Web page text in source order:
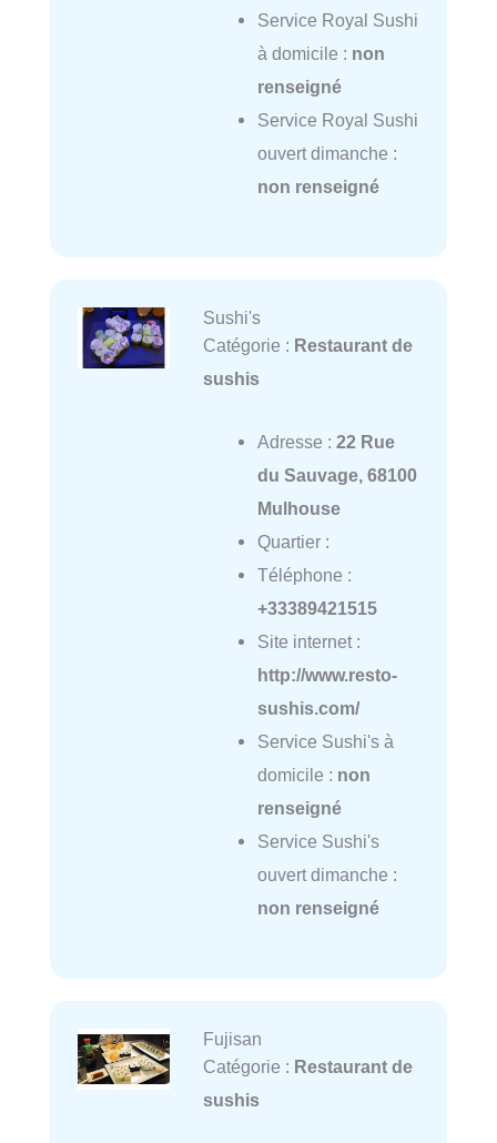
Service Royal Sushi
à domicile : non
renseigné
Service Royal Sushi
ouvert dimanche :
non renseigné
Sushi's
Catégorie : Restaurant de
sushis
Adresse : 22 Rue
du Sauvage, 68100
Mulhouse
Quartier :
Téléphone :
+33389421515
Site internet :
http://www.resto-
sushis.com/
Service Sushi's à
domicile : non
renseigné
Service Sushi's
ouvert dimanche :
non renseigné
Fujisan
Catégorie : Restaurant de
sushis